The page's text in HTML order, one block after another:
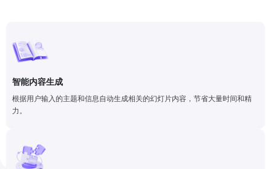
智能内容生成
根据用户输入的主题和信息自动生成相关的幻灯片内容，节省大量时间和精
力。